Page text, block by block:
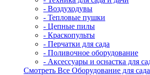
- Воздуходувы
- Тепловые пушки
- Цепные пилы
- Краскопульты
- Перчатки для сада
- Поливочное оборудование
- Аксессуары и оснастка для
Смотреть Все Оборудование для